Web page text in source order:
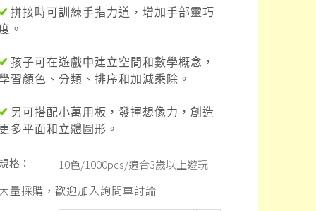
拼接時可訓練手指力道，增加手部靈巧
。
孩子可在遊戲中建立空間和數學概念，
習顏色、分類、排序和加減乘除。
另可搭配小萬用板，發揮想像力，創造
多平面和立體圖形。
格：
10色/1000pcs/適合3歲以上遊玩
量採購，歡迎加入詢問車討論